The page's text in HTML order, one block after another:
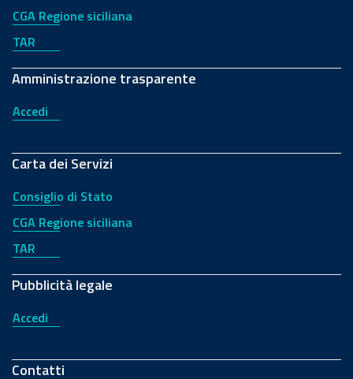
CGA Regione siciliana
TAR
Amministrazione trasparente
Accedi
Carta dei Servizi
Consiglio di Stato
CGA Regione siciliana
TAR
Pubblicità legale
Accedi
Contatti